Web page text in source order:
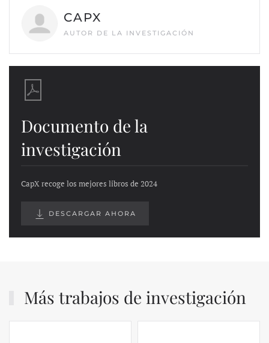
CAPX
AUTOR DE LA INVESTIGACIÓN
Documento de la
investigación
CapX recoge los mejores libros de 2024
DESCARGAR AHORA
Más trabajos de investigación